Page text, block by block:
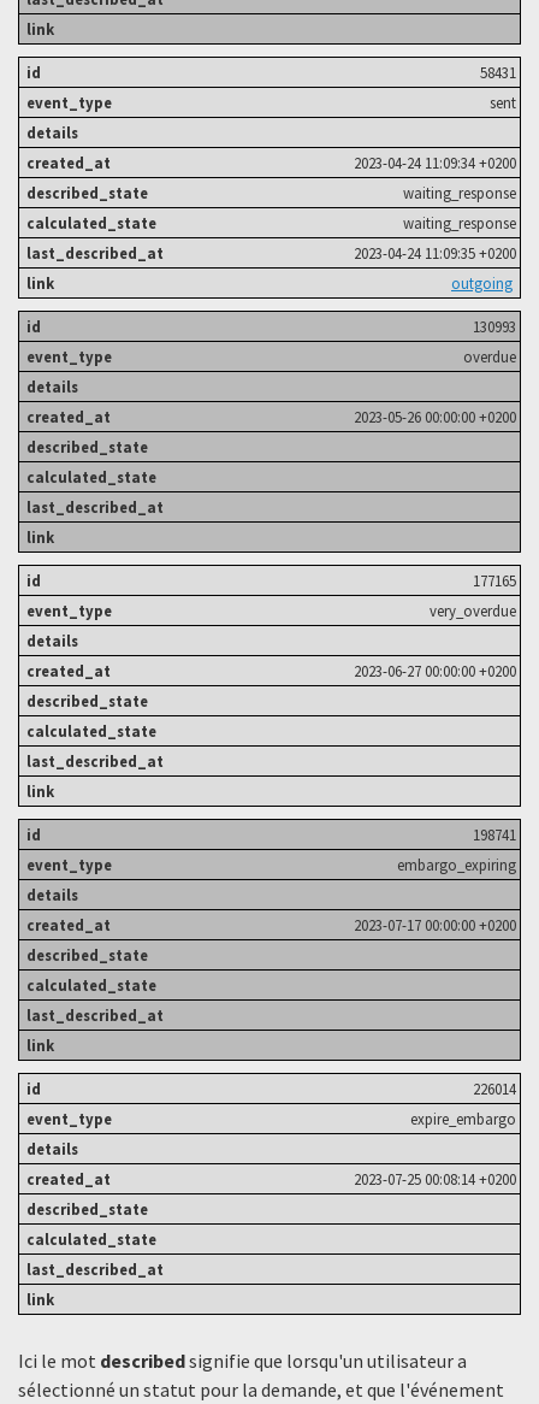
58431
sent
2023-04-24 11:09:34 +0200
waiting_response
waiting_response
2023-04-24 11:09:35 +0200
outgoing
130993
overdue
2023-05-26 00:00:00 +0200
177165
very_overdue
2023-06-27 00:00:00 +0200
198741
embargo_expiring
2023-07-17 00:00:00 +0200
226014
expire_embargo
2023-07-25 00:08:14 +0200
Ici le mot describedsignifie que lorsqu'un utilisateur a
sélectionné un statut ​​pour la demande, et que l'événement